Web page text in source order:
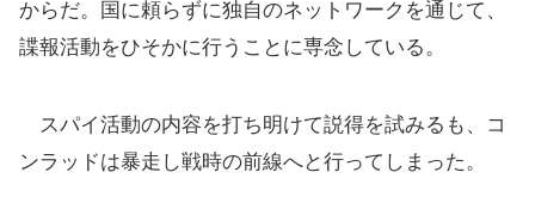
からだ。国に頼らずに独自のネットワークを通じて、
諜報活動をひそかに行うことに専念している。
スパイ活動の内容を打ち明けて説得を試みるも、コ
ンラッドは暴走し戦時の前線へと行ってしまった。